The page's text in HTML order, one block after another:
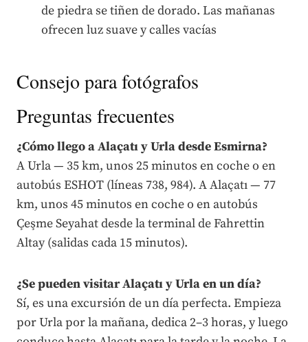
de piedra se tiñen de dorado. Las mañanas
ofrecen luz suave y calles vacías
Consejo para fotógrafos
Preguntas frecuentes
¿Cómo llego a Alaçatı y Urla desde Esmirna?
A Urla — 35 km, unos 25 minutos en coche o en
autobús ESHOT (líneas 738, 984). A Alaçatı — 77
km, unos 45 minutos en coche o en autobús
Çeşme Seyahat desde la terminal de Fahrettin
Altay (salidas cada 15 minutos).
¿Se pueden visitar Alaçatı y Urla en un día?
Sí, es una excursión de un día perfecta. Empieza
por Urla por la mañana, dedica 2–3 horas, y luego